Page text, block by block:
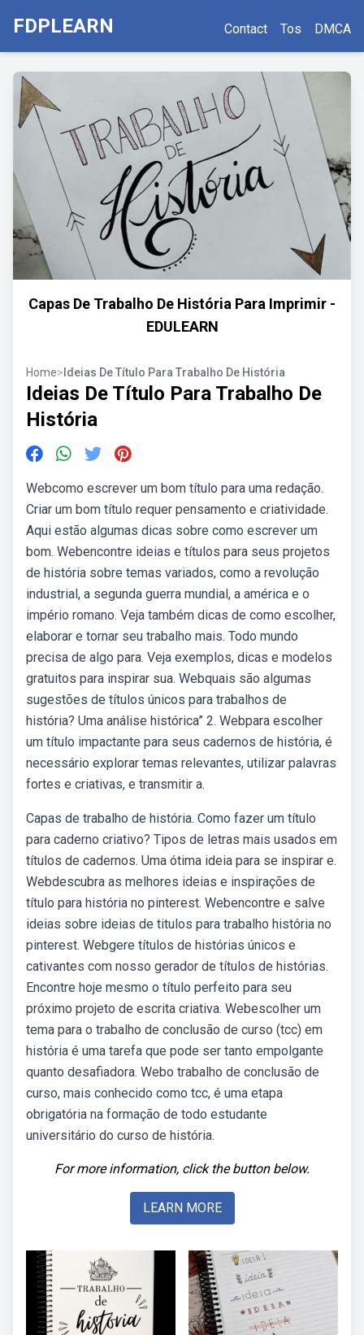
FDPLEARN Contact Tos DMCA
Capas De Trabalho De História Para Imprimir -
EDULEARN
Home> Ideias De Título Para Trabalho De História
Ideias De Título Para Trabalho De
História
Webcomo escrever um bom título para uma redação.
Criar um bom título requer pensamento e criatividade.
Aqui estão algumas dicas sobre como escrever um
bom. Webencontre ideias e títulos para seus projetos
de história sobre temas variados, como a revolução
industrial, a segunda guerra mundial, a américa e o
império romano. Veja também dicas de como escolher,
elaborar e tornar seu trabalho mais. Todo mundo
precisa de algo para. Veja exemplos, dicas e modelos
gratuitos para inspirar sua. Webquais são algumas
sugestões de títulos únicos para trabalhos de
história? Uma análise histórica” 2. Webpara escolher
um título impactante para seus cadernos de história, é
necessário explorar temas relevantes, utilizar palavras
fortes e criativas, e transmitir a.
Capas de trabalho de história. Como fazer um título
para caderno criativo? Tipos de letras mais usados em
títulos de cadernos. Uma ótima ideia para se inspirar e.
Webdescubra as melhores ideias e inspirações de
título para história no pinterest. Webencontre e salve
ideias sobre ideias de titulos para trabalho história no
pinterest. Webgere títulos de histórias únicos e
cativantes com nosso gerador de títulos de histórias.
Encontre hoje mesmo o título perfeito para seu
próximo projeto de escrita criativa. Webescolher um
tema para o trabalho de conclusão de curso (tcc) em
história é uma tarefa que pode ser tanto empolgante
quanto desafiadora. Webo trabalho de conclusão de
curso, mais conhecido como tcc, é uma etapa
obrigatória na formação de todo estudante
universitário do curso de história.
For more information, click the button below.
LEARN MORE